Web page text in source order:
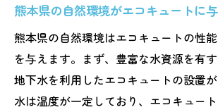
トの選択
エネルギー効率を高めるエコ
び方
熊本県のためのエネルギー効
キュート
熊本県の自然環境がエコキュートに
熊本県の自然環境はエコキュートの性
を与えます。まず、豊富な水資源を有す
地下水を利用したエコキュートの設置
水は温度が一定しており、エコキュー